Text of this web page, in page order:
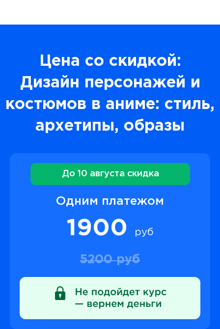
Цена со скидкой:
Дизайн персонажей и
костюмов в аниме: стиль,
архетипы, образы
До 10 августа скидка
Одним платежом
1900 руб
5200 руб